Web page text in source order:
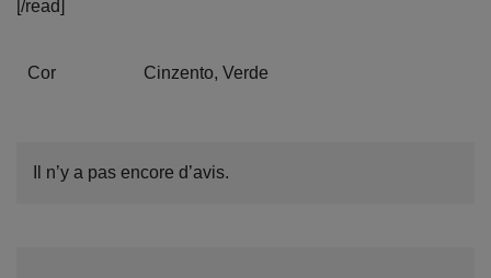
[/read]
Cor Cinzento, Verde
Il n’y a pas encore d’avis.